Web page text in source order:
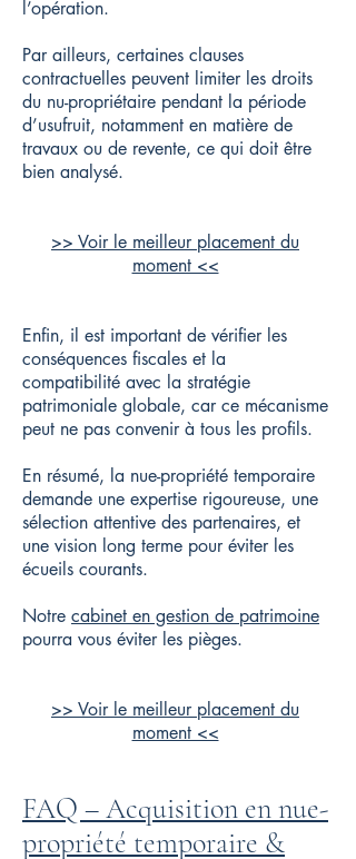
l’opération.
Par ailleurs, certaines clauses
contractuelles peuvent limiter les droits
du nu-propriétaire pendant la période
d’usufruit, notamment en matière de
travaux ou de revente, ce qui doit être
bien analysé.
>> Voir le meilleur placement du
moment <<
Enfin, il est important de vérifier les
conséquences fiscales et la
compatibilité avec la stratégie
patrimoniale globale, car ce mécanisme
peut ne pas convenir à tous les profils.
En résumé, la nue-propriété temporaire
demande une expertise rigoureuse, une
sélection attentive des partenaires, et
une vision long terme pour éviter les
écueils courants.
Notre cabinet en gestion de patrimoine
pourra vous éviter les pièges.
>> Voir le meilleur placement du
moment <<
FAQ – Acquisition en nue-
propriété temporaire &